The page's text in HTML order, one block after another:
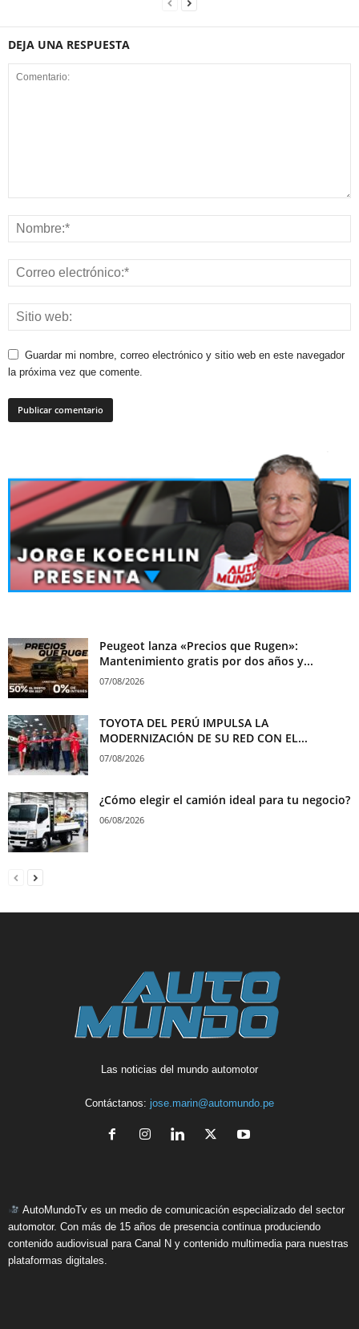
DEJA UNA RESPUESTA
Guardar mi nombre, correo electrónico y sitio web en este navegador
la próxima vez que comente.
Peugeot lanza «Precios que Rugen»:
Mantenimiento gratis por dos años y...
07/08/2026
TOYOTA DEL PERÚ IMPULSA LA
MODERNIZACIÓN DE SU RED CON EL...
07/08/2026
¿Cómo elegir el camión ideal para tu negocio?
06/08/2026
Las noticias del mundo automotor
Contáctanos: jose.marin@automundo.pe
AutoMundoTv es un medio de comunicación especializado del sector
automotor. Con más de 15 años de presencia continua produciendo
contenido audiovisual para Canal N y contenido multimedia para nuestras
plataformas digitales.